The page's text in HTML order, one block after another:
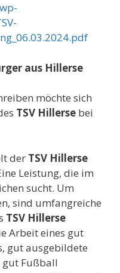
aus Hillerse
möchte sich
TSV Hillerse bei
der TSV Hillerse
Leistung, die im
sucht. Um
sind umfangreiche
TSV Hillerse
Arbeit eines gut
gut ausgebildete
gut Fußball